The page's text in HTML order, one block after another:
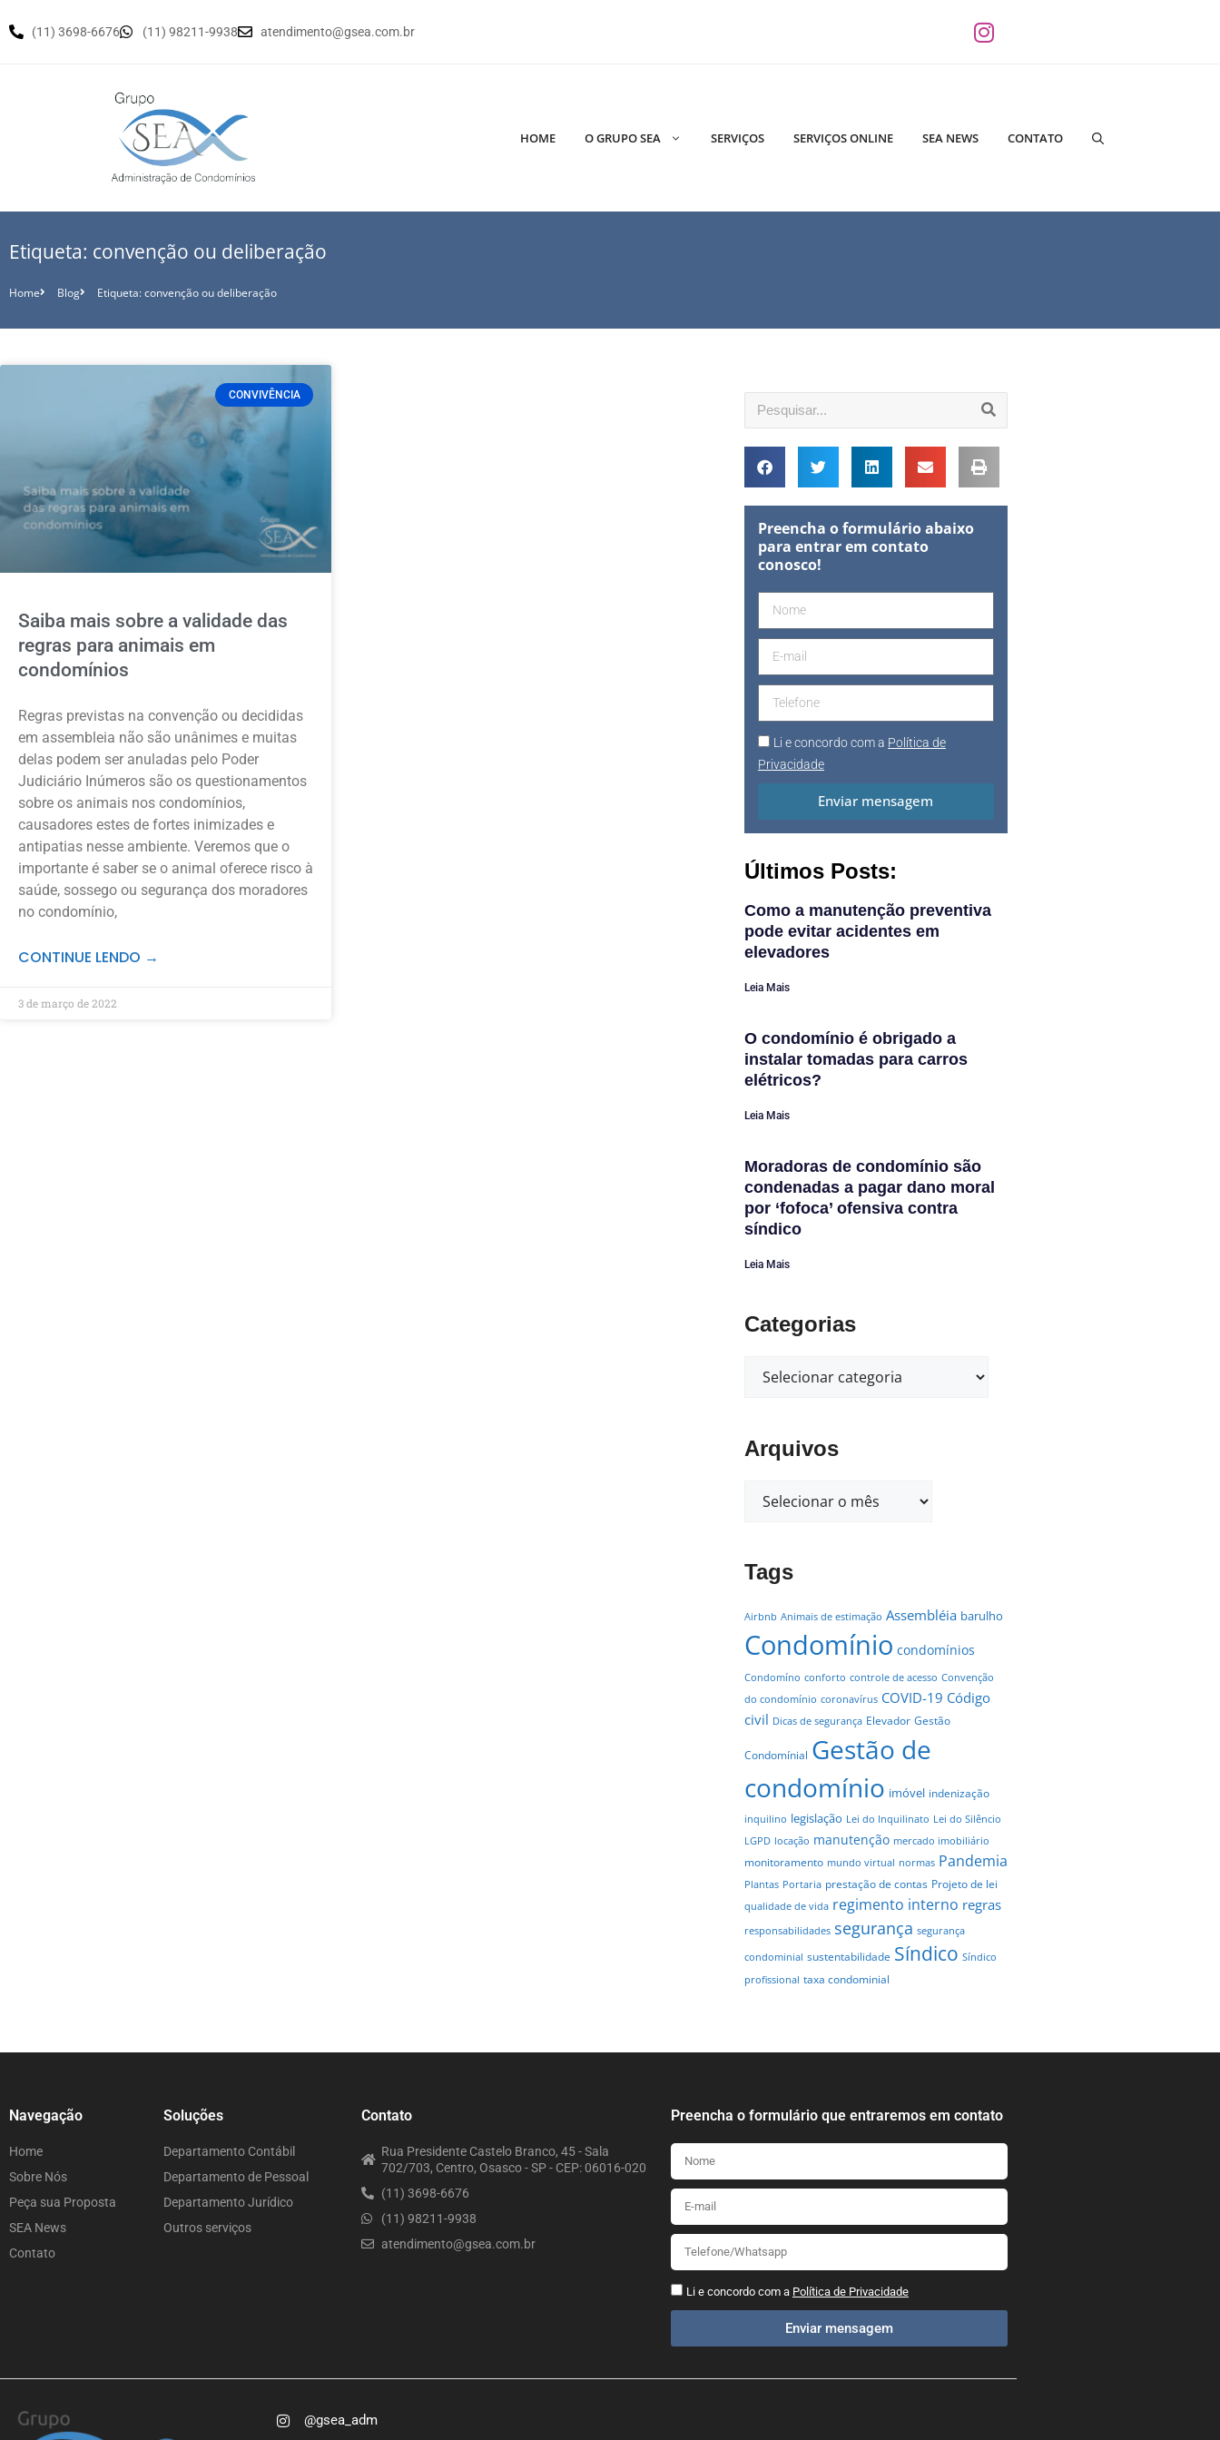
(11) 3698-6676 (11) 98211-9938 atendimento@gsea.com.br
HOME O GRUPO SEA SERVIÇOS SERVIÇOS ONLINE SEA NEWS CONTATO
Etiqueta: convenção ou deliberação
Home Blog Etiqueta: convenção ou deliberação
CONVIVÊNCIA
Saiba mais sobre a validade das
regras para animais em
condomínios
Regras previstas na convenção ou decididas
em assembleia não são unânimes e muitas
delas podem ser anuladas pelo Poder
Judiciário Inúmeros são os questionamentos
sobre os animais nos condomínios,
causadores estes de fortes inimizades e
antipatias nesse ambiente. Veremos que o
importante é saber se o animal oferece risco à
saúde, sossego ou segurança dos moradores
no condomínio,
CONTINUE LENDO →
3 de março de 2022
Preencha o formulário abaixo
para entrar em contato
conosco!
Li e concordo com a Política de
Privacidade
Enviar mensagem
Últimos Posts:
Como a manutenção preventiva
pode evitar acidentes em
elevadores
Leia Mais
O condomínio é obrigado a
instalar tomadas para carros
elétricos?
Leia Mais
Moradoras de condomínio são
condenadas a pagar dano moral
por ‘fofoca’ ofensiva contra
síndico
Leia Mais
Categorias
Arquivos
Tags
Airbnb Animais de estimação Assembléia barulho
Condomínio condomínios
Condomíno conforto controle de acesso Convenção
do condomínio coronavírus COVID-19 Código
civil Dicas de segurança Elevador Gestão
Condomínial Gestão de
condomínio imóvel indenização
inquilino legislação Lei do Inquilinato Lei do Silêncio
LGPD locação manutenção mercado imobiliário
monitoramento mundo virtual normas Pandemia
Plantas Portaria prestação de contas Projeto de lei
qualidade de vida regimento interno regras
responsabilidades segurança segurança
condominial sustentabilidade Síndico Síndico
profissional taxa condominial
Navegação
Home
Sobre Nós
Peça sua Proposta
SEA News
Contato
Soluções
Departamento Contábil
Departamento de Pessoal
Departamento Jurídico
Outros serviços
Contato
Rua Presidente Castelo Branco, 45 - Sala
702/703, Centro, Osasco - SP - CEP: 06016-020
(11) 3698-6676
(11) 98211-9938
atendimento@gsea.com.br
Preencha o formulário que entraremos em contato
Li e concordo com a Política de Privacidade
Enviar mensagem
@gsea_adm